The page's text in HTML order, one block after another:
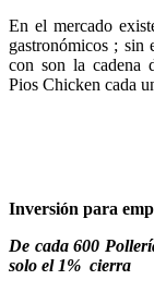
En el mercado
gastronómicos ; sin
con son la cadena
Pios Chicken cada
Inversión para
De cada 600
solo el 1% cierra